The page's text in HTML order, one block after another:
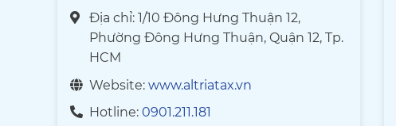
Địa chỉ: 1/10 Đông Hưng Thuận 12,
Phường Đông Hưng Thuận, Quận 12, Tp.
HCM
Website: www.altriatax.vn
Hotline: 0901.211.181